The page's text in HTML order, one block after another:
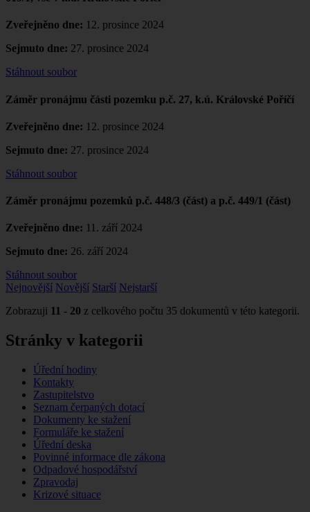
Zveřejněno dne: 12. prosince 2024
Sejmuto dne: 27. prosince 2024
Stáhnout soubor
Záměr pronájmu části pozemku p.č. 27, k.ú. Královské Poříčí
Zveřejněno dne: 12. prosince 2024
Sejmuto dne: 27. prosince 2024
Stáhnout soubor
Záměr pronájmu pozemků p.č. 448/3 (část) a p.č. 449/1 (část)
Zveřejněno dne: 11. září 2024
Sejmuto dne: 26. září 2024
Stáhnout soubor
Nejnovější Novější Starší Nejstarší
Zobrazuji 11 - 20 z celkového počtu 35 dokumentů v této kategorii.
Stránky v kategorii
Úřední hodiny
Kontakty
Zastupitelstvo
Seznam čerpaných dotací
Dokumenty ke stažení
Formuláře ke stažení
Úřední deska
Povinné informace dle zákona
Odpadové hospodářství
Zpravodaj
Krizové situace